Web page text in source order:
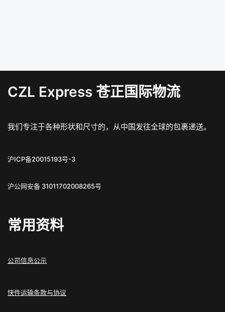
CZL Express 苍正国际物流
我们专注于各种形状和尺寸的，从中国发往全球的包裹递送。
沪ICP备20015193号-3
沪公网安备 31011702008265号
常用资料
公司信息公示
快件运输条款与协议